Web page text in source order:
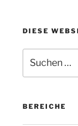
DIESE
nach:
BEREICHE